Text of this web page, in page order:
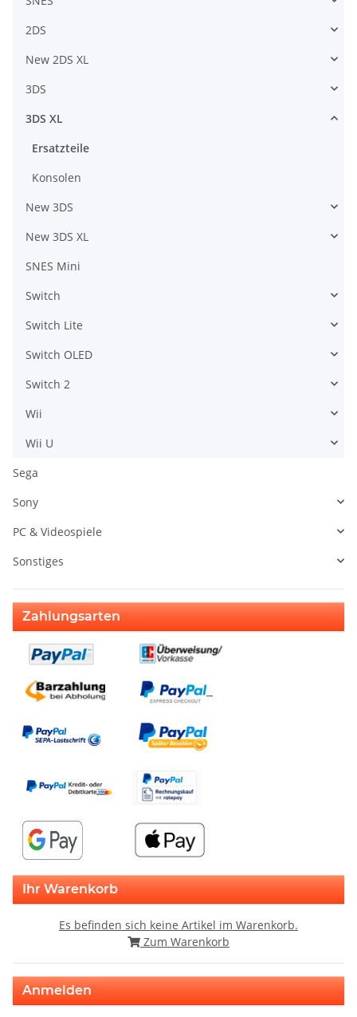
2DS
New 2DS XL
3DS
3DS XL
Ersatzteile
Konsolen
New 3DS
New 3DS XL
SNES Mini
Switch
Switch Lite
Switch OLED
Switch 2
Wii
Wii U
Sega
Sony
PC & Videospiele
Sonstiges
Zahlungsarten
Ihr Warenkorb
Es befinden sich keine Artikel im Warenkorb.
Zum Warenkorb
Anmelden